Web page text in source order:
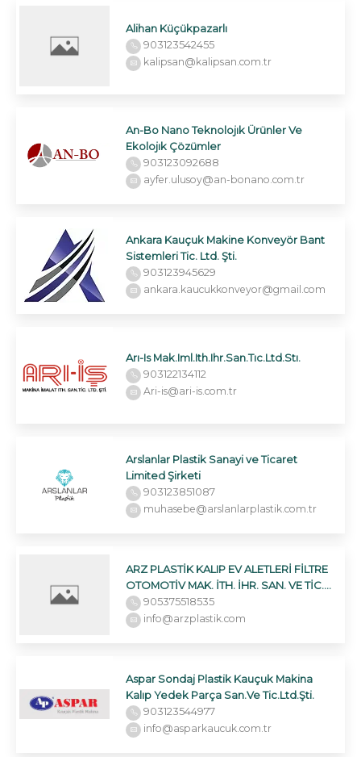
Alihan Küçükpazarlı
903123542455
kalipsan@kalipsan.com.tr
An-Bo Nano Teknolojık Ürünler Ve
Ekolojık Çözümler
903123092688
ayfer.ulusoy@an-bonano.com.tr
Ankara Kauçuk Makine Konveyör Bant
Sistemleri Tic. Ltd. Şti.
903123945629
ankara.kaucukkonveyor@gmail.com
Arı-Is Mak.Iml.Ith.Ihr.San.Tıc.Ltd.Stı.
903122134112
Ari-is@ari-is.com.tr
Arslanlar Plastik Sanayi ve Ticaret
Limited Şirketi
903123851087
muhasebe@arslanlarplastik.com.tr
ARZ PLASTİK KALIP EV ALETLERİ FİLTRE
OTOMOTİV MAK. İTH. İHR. SAN. VE TİC.
LTD. ŞTİ.
905375518535
info@arzplastik.com
Aspar Sondaj Plastik Kauçuk Makina
Kalıp Yedek Parça San.Ve Tic.Ltd.Şti.
903123544977
info@asparkaucuk.com.tr